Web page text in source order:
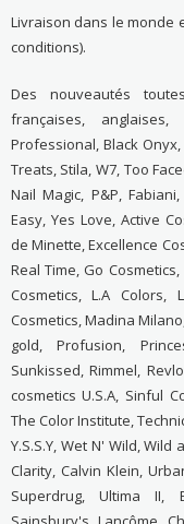
Livraison dans le monde
conditions).
Des nouveautés
françaises,
Professional, Black
Treats, Stila, W7, Too
Nail Magic, P&P,
Easy, Yes Love, Active
de Minette, Excellence
Real Time, Go
Cosmetics, L.A Colors,
Cosmetics, Madina
gold, Profusion,
Sunkissed, Rimmel,
cosmetics U.S.A, Sinful
The Color Institute,
Y.S.S.Y, Wet N' Wild,
Clarity, Calvin Klein,
Superdrug, Ultima II,